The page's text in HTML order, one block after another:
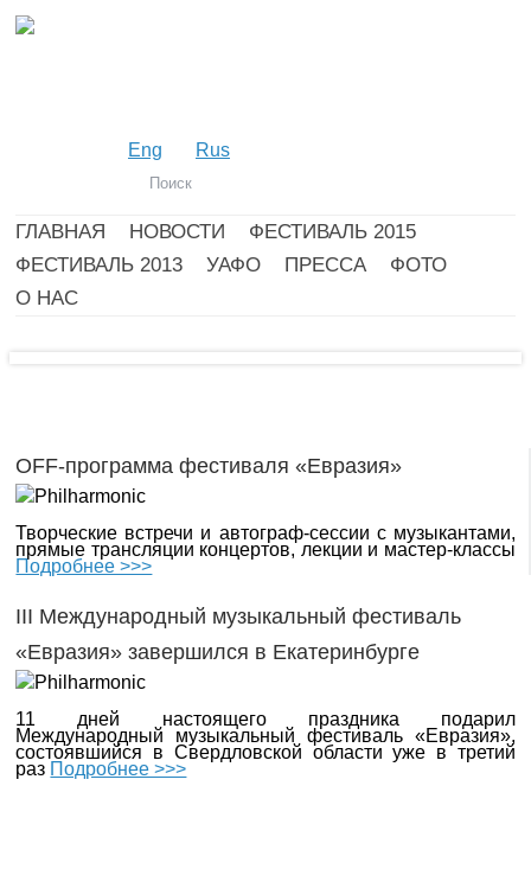
Eng Rus
ГЛАВНАЯ НОВОСТИ
ФЕСТИВАЛЬ 2015
ФЕСТИВАЛЬ 2013
УАФО ПРЕССА
ФОТО
О НАС
OFF-программа фестиваля «Евразия»
Творческие встречи и автограф-сессии с музыкантами,
прямые трансляции концертов, лекции и мастер-классы
Подробнее >>>
III Международный музыкальный фестиваль
«Евразия» завершился в Екатеринбурге
11 дней настоящего праздника подарил
Международный музыкальный фестиваль «Евразия»,
состоявшийся в Свердловской области уже в третий
раз Подробнее >>>